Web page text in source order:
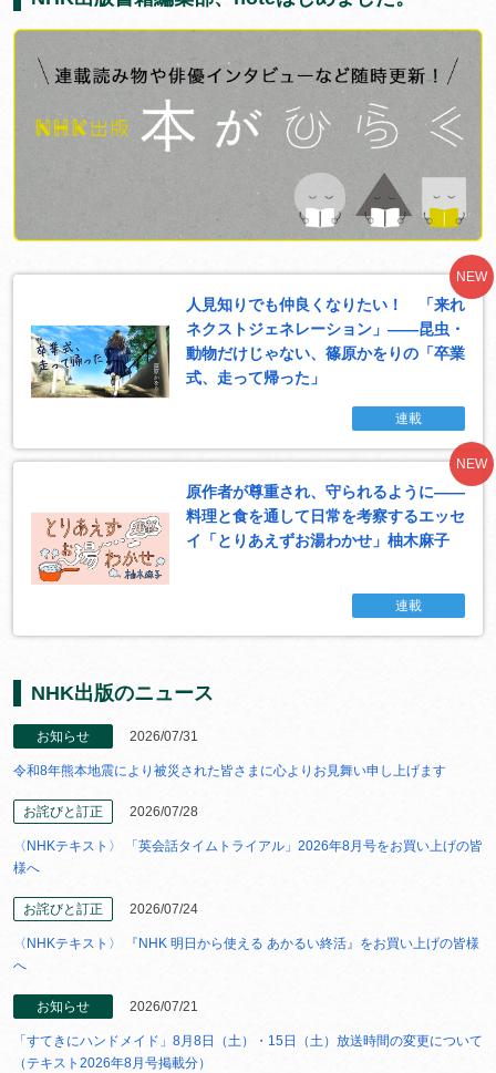
人見知りでも仲良くなりたい！ 「来れ
ネクストジェネレーション」――昆虫・
動物だけじゃない、篠原かをりの「卒業
式、走って帰った」
連載
NEW
原作者が尊重され、守られるように――
料理と食を通して日常を考察するエッセ
イ「とりあえずお湯わかせ」柚木麻子
連載
NEW
NHK出版のニュース
お知らせ 2026/07/31
令和8年熊本地震により被災された皆さまに心よりお見舞い申し上げます
お詫びと訂正 2026/07/28
〈NHKテキスト〉 「英会話タイムトライアル」2026年8月号をお買い上げの皆
様へ
お詫びと訂正 2026/07/24
〈NHKテキスト〉 『NHK 明日から使える あかるい終活』をお買い上げの皆様
へ
お知らせ 2026/07/21
「すてきにハンドメイド」8月8日（土）・15日（土）放送時間の変更について
（テキスト2026年8月号掲載分）